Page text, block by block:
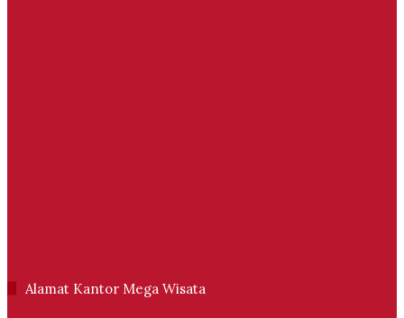
Alamat Kantor Mega Wisata